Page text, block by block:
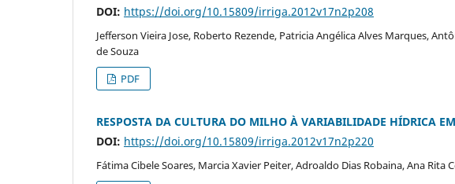
DOI: https://doi.org/10.15809/irriga.2012v17n2p208
Jefferson Vieira Jose, Roberto Rezende, Patricia Angélica Alves Marques,
de Souza
PDF
RESPOSTA DA CULTURA DO MILHO À VARIABILIDADE HÍDRICA
DOI: https://doi.org/10.15809/irriga.2012v17n2p220
Fátima Cibele Soares, Marcia Xavier Peiter, Adroaldo Dias Robaina, Ana Rita